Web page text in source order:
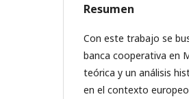
Resumen
Con este trabajo se
banca cooperativa en
teórica y un análisis
en el contexto